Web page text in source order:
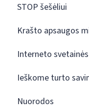
STOP šešėliui
Krašto apsaugos
Interneto
Ieškome turto
Nuorodos